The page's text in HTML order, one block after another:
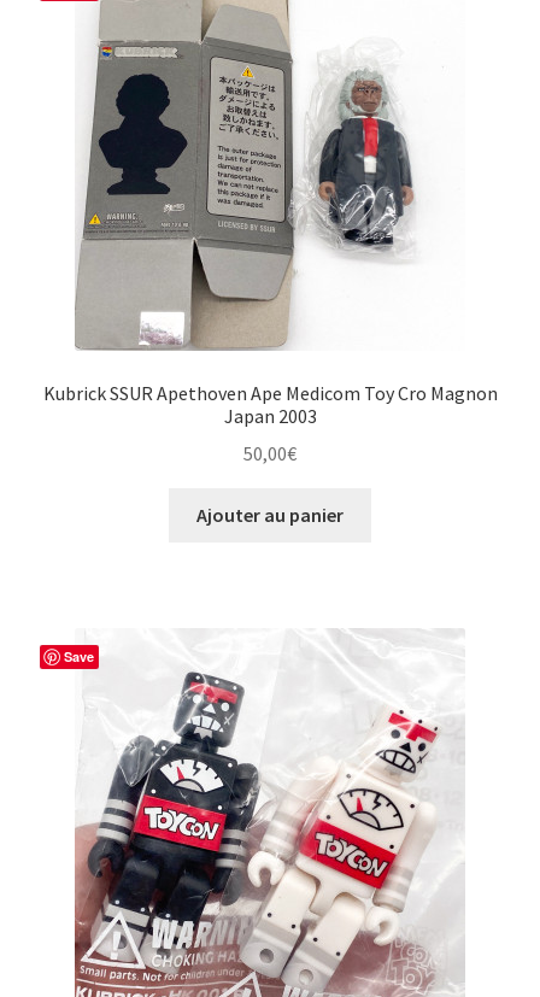
Kubrick SSUR Apethoven Ape Medicom Toy Cro Magnon
Japan 2003
50,00€
Ajouter au panier
Save